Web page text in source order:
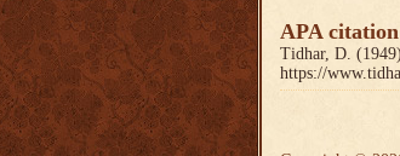
APA citation
Tidhar, D.
https://